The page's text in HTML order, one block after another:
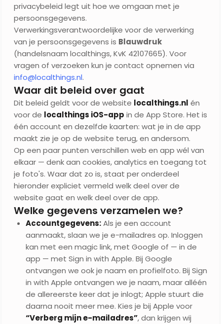
privacybeleid legt uit hoe we omgaan met je
persoonsgegevens.
Verwerkingsverantwoordelijke voor de verwerking
van je persoonsgegevens is Blauwdruk
(handelsnaam localthings, KvK 42107665). Voor
vragen of verzoeken kun je contact opnemen via
info@localthings.nl.
Waar dit beleid over gaat
Dit beleid geldt voor de website localthings.nl én
voor de localthings iOS-app in de App Store. Het is
één account en dezelfde kaarten: wat je in de app
maakt zie je op de website terug, en andersom.
Op een paar punten verschillen web en app wél van
elkaar — denk aan cookies, analytics en toegang tot
je foto's. Waar dat zo is, staat per onderdeel
hieronder expliciet vermeld welk deel over de
website gaat en welk deel over de app.
Welke gegevens verzamelen we?
Accountgegevens:Als je een account
aanmaakt, slaan we je e-mailadres op. Inloggen
kan met een magic link, met Google of — in de
app — met Sign in with Apple. Bij Google
ontvangen we ook je naam en profielfoto. Bij Sign
in with Apple ontvangen we je naam, maar alléén
de allereerste keer dat je inlogt; Apple stuurt die
daarna nooit meer mee. Kies je bij Apple voor
“Verberg mijn e-mailadres”, dan krijgen wij